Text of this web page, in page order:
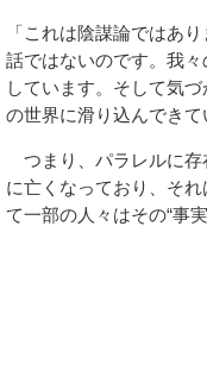
「これは陰謀論ではあ
話ではないのです。我
しています。そして気
の世界に滑り込んできて
つまり、パラレルに存
に亡くなっており、そ
て一部の人々はその“事